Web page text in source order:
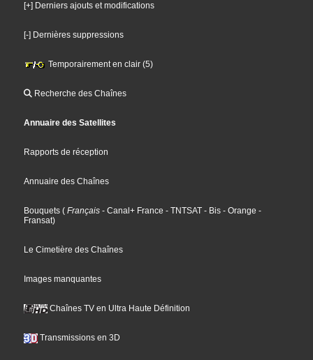
[+] Derniers ajouts et modifications
[-] Dernières suppressions
Temporairement en clair (5)
Recherche des Chaînes
Annuaire des Satellites
Rapports de réception
Annuaire des Chaînes
Bouquets ( Français - Canal+ France - TNTSAT - Bis - Orange -
Fransat)
Le Cimetière des Chaînes
Images manquantes
Chaînes TV en Ultra Haute Définition
Transmissions en 3D